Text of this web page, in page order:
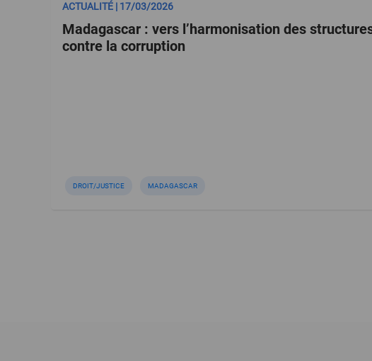
ACTUALITÉ | 17/03/2026
Madagascar : vers l’harmonisation des
contre la corruption
DROIT/JUSTICE MADAGASCAR